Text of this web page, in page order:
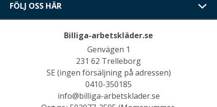
FÖLJ OSS HÄR
Billiga-arbetskläder.se
Genvägen 1
231 62 Trelleborg
SE (ingen försäljning på adressen)
0410-350185
info@billiga-arbetsklader.se